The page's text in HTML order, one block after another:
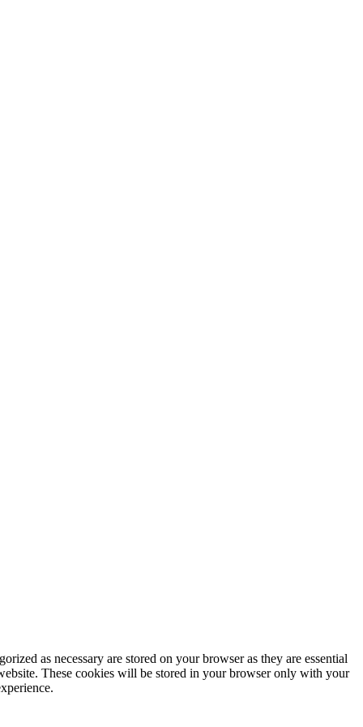
as necessary are stored on your browser as they are essential
These cookies will be stored in your browser only with your